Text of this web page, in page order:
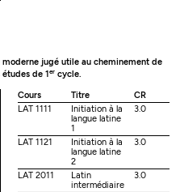
jugé utile au cheminement de
de 1er cycle.
Cours Titre
CR
LAT 1111
Initiation à la
langue latine
1
3.0
LAT 1121
Initiation à la
langue latine
2
3.0
LAT 2011
Latin
intermédiaire
3.0